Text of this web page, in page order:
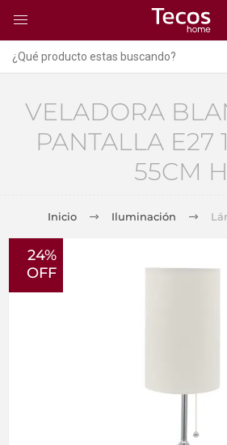
VELADORA
PANTALLA E27
55CM H
Inicio Iluminación
24%
OFF